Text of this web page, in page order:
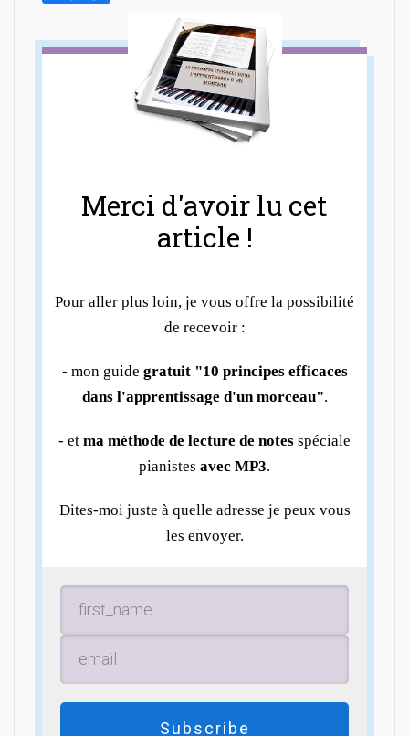
Merci d'avoir lu cet
article !
Pour aller plus loin, je vous offre la possibilité
de recevoir :
- mon guide gratuit "10 principes efficaces
dans l'apprentissage d'un morceau".
- et ma méthode de lecture de notes spéciale
pianistes avec MP3.
Dites-moi juste à quelle adresse je peux vous
les envoyer.
Subscribe